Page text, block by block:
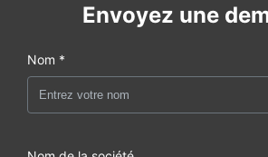
Envoyez une
Nom *